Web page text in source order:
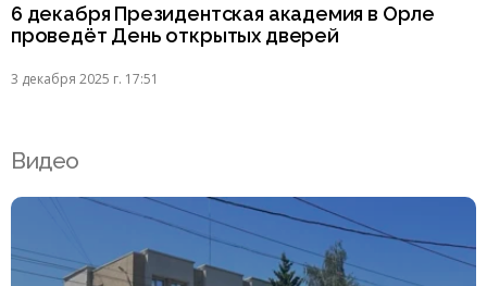
6 декабря Президентская академия в Орле
проведёт День открытых дверей
3 декабря 2025 г. 17:51
Видео